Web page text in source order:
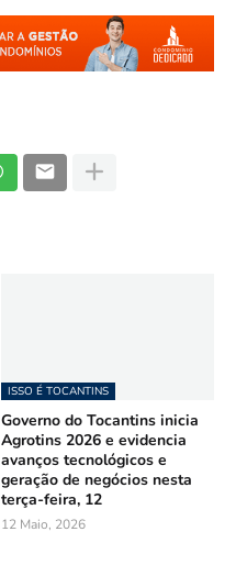
ISSO É TOCANTINS
Governo do Tocantins inicia
Agrotins 2026 e evidencia
avanços tecnológicos e
geração de negócios nesta
terça-feira, 12
12 Maio, 2026